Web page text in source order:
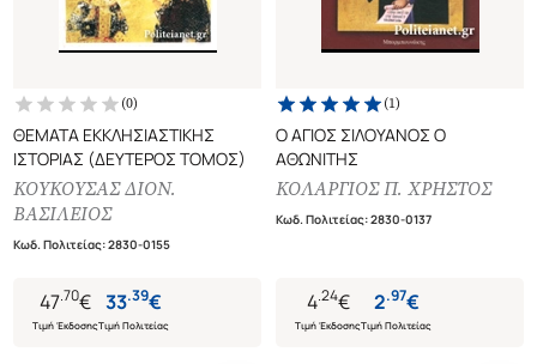
(0)
ΘΕΜΑΤΑ ΕΚΚΛΗΣΙΑΣΤΙΚΗΣ
ΙΣΤΟΡΙΑΣ (ΔΕΥΤΕΡΟΣ ΤΟΜΟΣ)
ΚΟΥΚΟΥΣΑΣ ΔΙΟΝ.
ΒΑΣΙΛΕΙΟΣ
Κωδ. Πολιτείας:2830-0155
47.70€
Τιμή Έκδοσης
33.39€
Τιμή Πολιτείας
(1)
Ο ΑΓΙΟΣ ΣΙΛΟΥΑΝΟΣ Ο
ΑΘΩΝΙΤΗΣ
ΚΟΛΑΡΓΙΟΣ Π. ΧΡΗΣΤΟΣ
Κωδ. Πολιτείας:2830-0137
4.24€
Τιμή Έκδοσης
2.97€
Τιμή Πολιτείας